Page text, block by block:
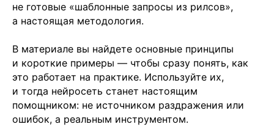
не готовые «шаблонные запросы из рилсов»,
а настоящая методология.
В материале вы найдете основные принципы
и короткие примеры — чтобы сразу понять, как
это работает на практике. Используйте их,
и тогда нейросеть станет настоящим
помощником: не источником раздражения или
ошибок, а реальным инструментом.